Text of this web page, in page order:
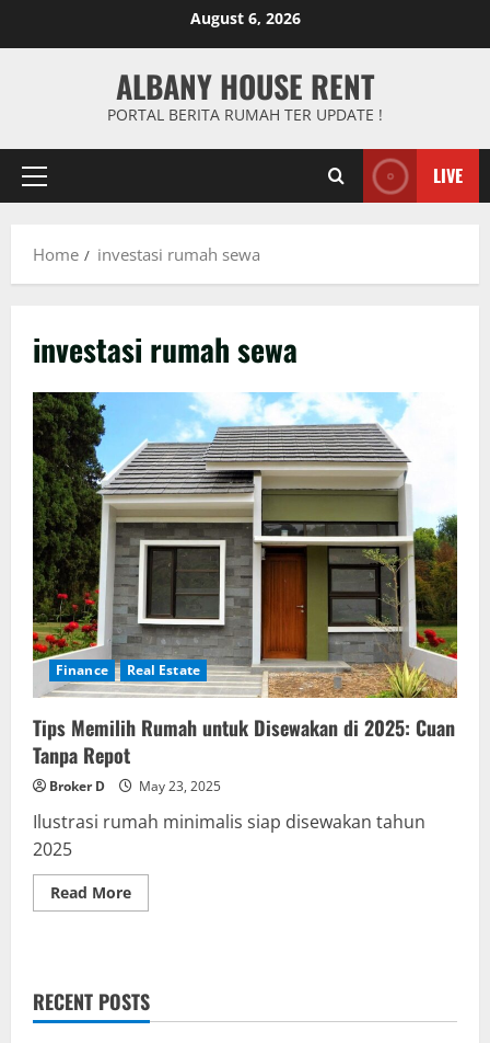
August 6, 2026
ALBANY HOUSE RENT
PORTAL BERITA RUMAH TER UPDATE !
Primary
LIVE
Home investasi rumah sewa
investasi rumah sewa
Finance Real Estate
Tips Memilih Rumah untuk Disewakan di 2025: Cuan
Tanpa Repot
Broker D May 23, 2025
Ilustrasi rumah minimalis siap disewakan tahun
2025
Read MoreRead
more
Disewakan
di
2025:
RECENT POSTS